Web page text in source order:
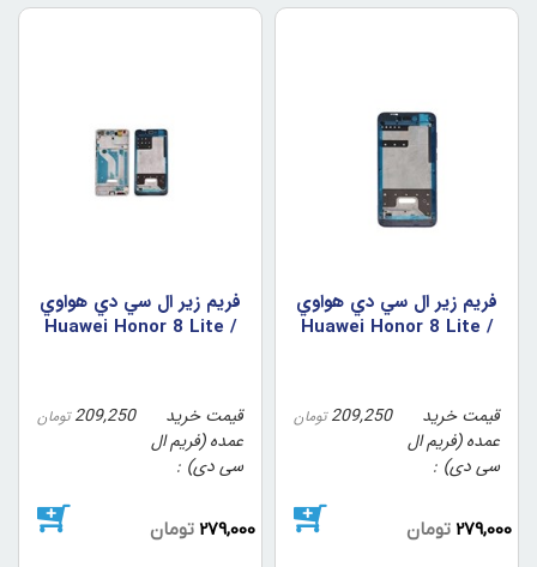
فريم زير ال سي دي هواوي
Huawei Honor 8 Lite /
قیمت خرید
عمده (فریم ال
سی دی)
209,250 تومان
279,000 تومان
فريم زير ال سي دي هواوي
Huawei Honor 8 Lite /
قیمت خرید
عمده (فریم ال
سی دی)
209,250 تومان
279,000 تومان